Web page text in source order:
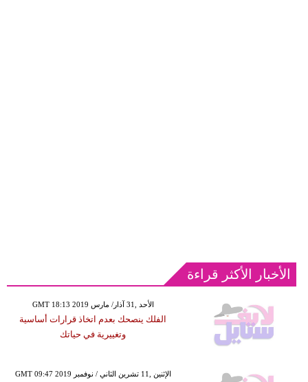
الأخبار الأكثر قراءة
GMT 18:13 2019 الأحد ,31 آذار/ مارس
الفلك ينصحك بعدم اتخاذ قرارات أساسية
وتغييرية في حياتك
GMT 09:47 2019 الإثنين ,11 تشرين الثاني / نوفمبر